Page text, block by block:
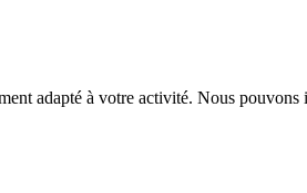
adapté à votre activité. Nous pouvons